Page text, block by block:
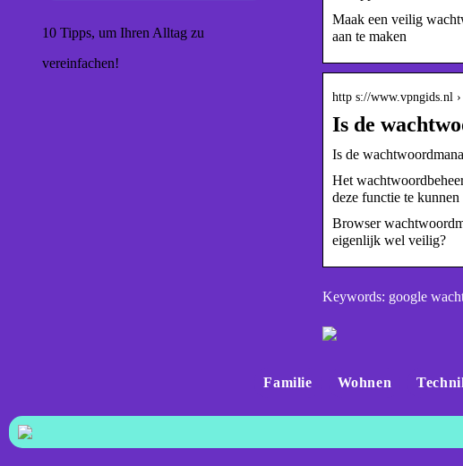
Maak een veilig
aan te maken
http s://www.vpngids.nl
Is de
Is de
Het
deze functie te
Browser
eigenlijk wel veilig?
Keywords: google
10 Tipps, um Ihren Alltag zu
vereinfachen!
Familie Wohnen
Exzellente Kochkunst: Die
Audi Q4 e-tron